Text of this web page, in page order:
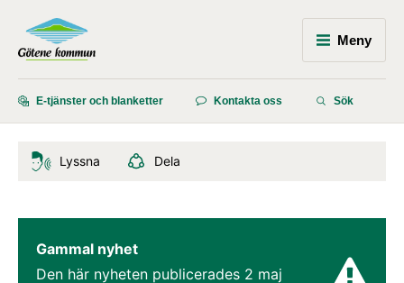
Meny
E-tjänster och blanketter Kontakta oss Sök
Lyssna Dela
Gammal nyhet
Den här nyheten publicerades 2 maj